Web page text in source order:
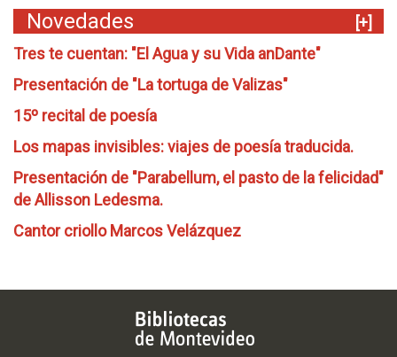
Novedades
[+]
Tres te cuentan: "El Agua y su Vida anDante"
Presentación de "La tortuga de Valizas"
15º recital de poesía
Los mapas invisibles: viajes de poesía traducida.
Presentación de "Parabellum, el pasto de la felicidad"
de Allisson Ledesma.
Cantor criollo Marcos Velázquez